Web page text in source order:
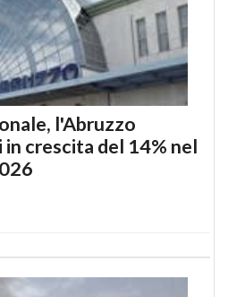
l'Abruzzo
crescita del 14% nel